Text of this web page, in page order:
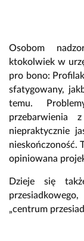
Osobom
ktokolwiek w
pro bono:
sfatygowany,
temu.
przebarwienia
niepraktycznie
nieskończoność.
opiniowana
Dzieje się
„centrum